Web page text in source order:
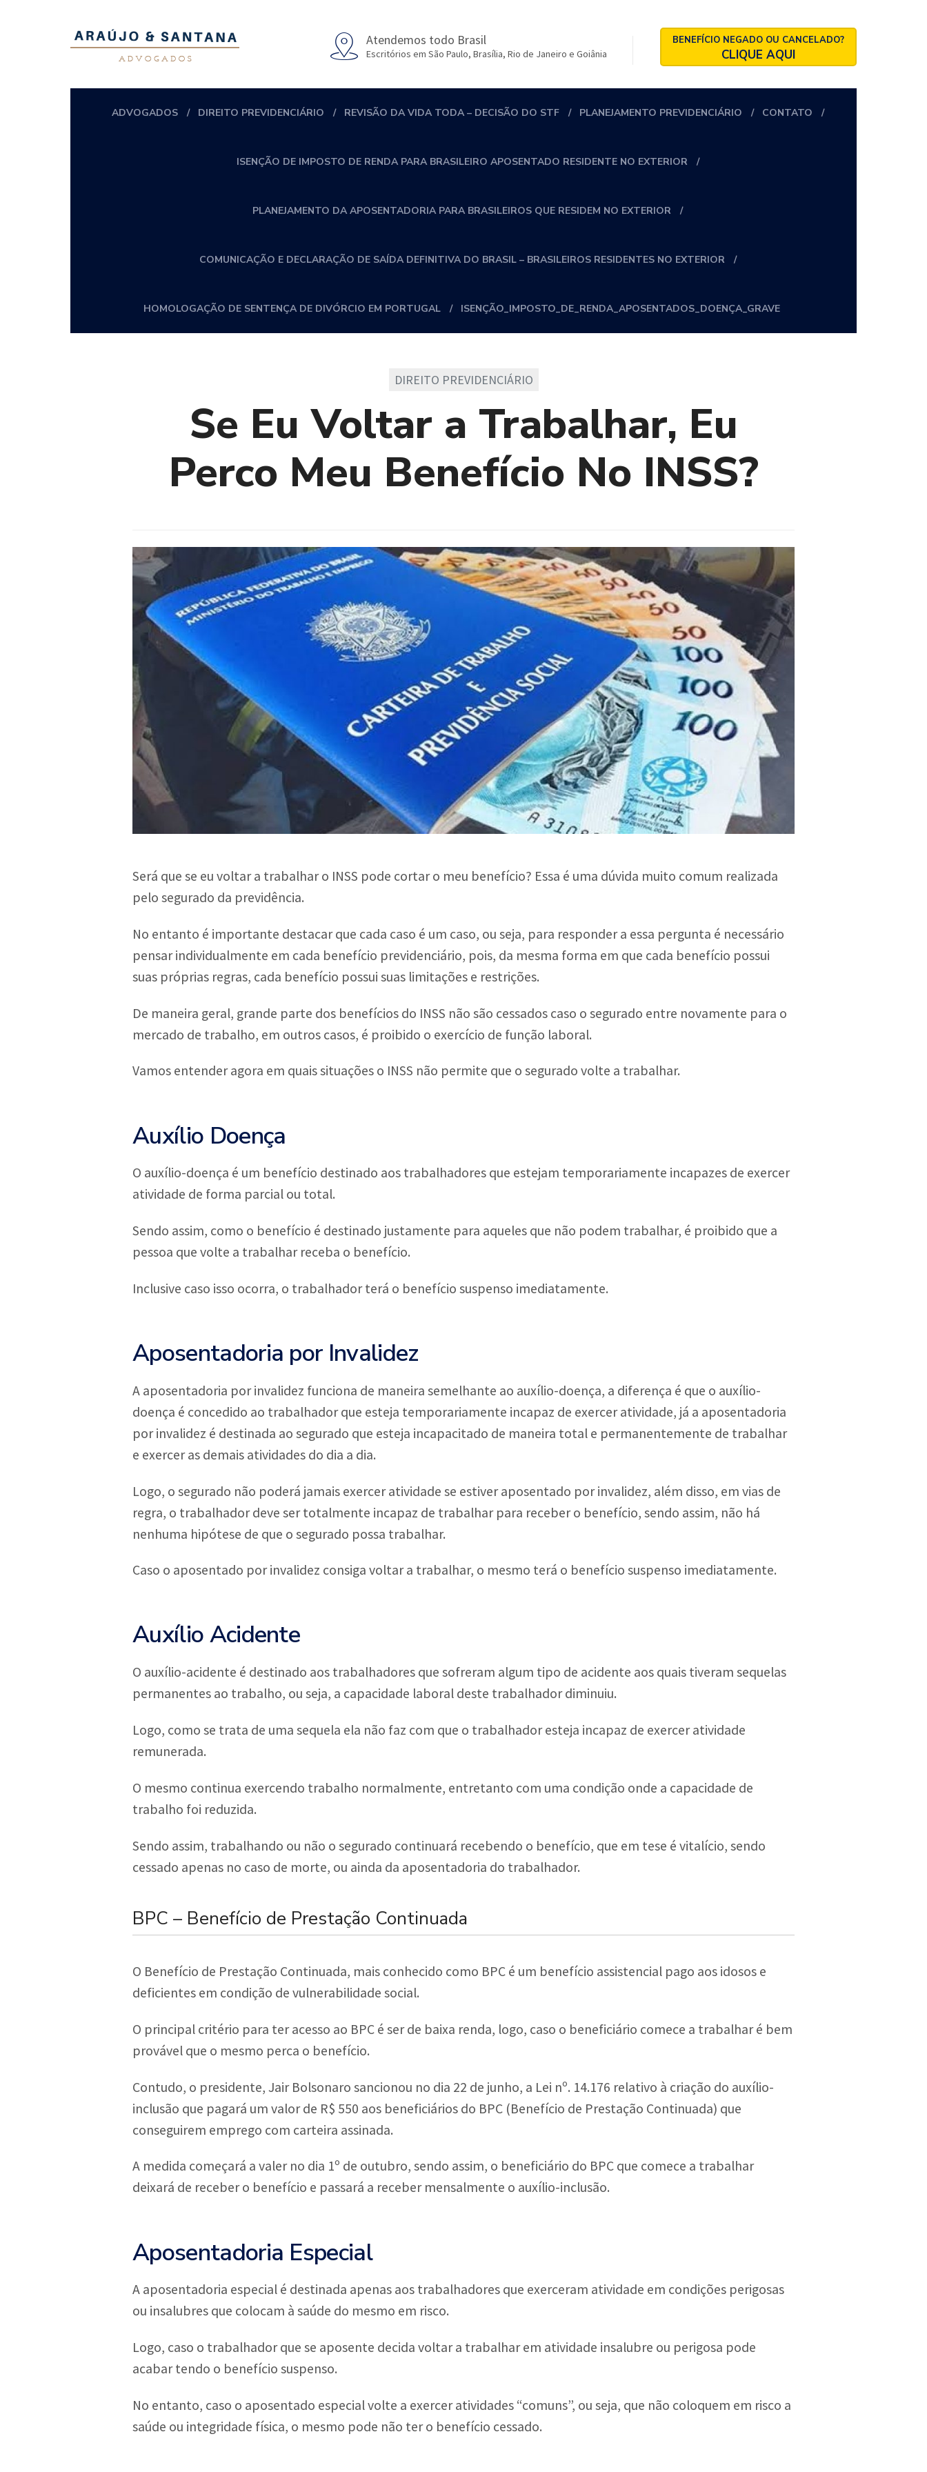
Atendemos todo Brasil
Escritórios em São Paulo, Brasília, Rio de Janeiro e Goiânia
BENEFÍCIO NEGADO OU CANCELADO?
CLIQUE AQUI
ADVOGADOS DIREITO PREVIDENCIÁRIO REVISÃO DA VIDA TODA – DECISÃO DO STF PLANEJAMENTO PREVIDENCIÁRIO CONTATO
ISENÇÃO DE IMPOSTO DE RENDA PARA BRASILEIRO APOSENTADO RESIDENTE NO EXTERIOR
PLANEJAMENTO DA APOSENTADORIA PARA BRASILEIROS QUE RESIDEM NO EXTERIOR
COMUNICAÇÃO E DECLARAÇÃO DE SAÍDA DEFINITIVA DO BRASIL – BRASILEIROS RESIDENTES NO EXTERIOR
HOMOLOGAÇÃO DE SENTENÇA DE DIVÓRCIO EM PORTUGAL ISENÇÃO_IMPOSTO_DE_RENDA_APOSENTADOS_DOENÇA_GRAVE
DIREITO PREVIDENCIÁRIO
Se Eu Voltar a Trabalhar, Eu
Perco Meu Benefício No INSS?
Será que se eu voltar a trabalhar o INSS pode cortar o meu benefício? Essa é uma dúvida muito comum realizada
pelo segurado da previdência.
No entanto é importante destacar que cada caso é um caso, ou seja, para responder a essa pergunta é necessário
pensar individualmente em cada benefício previdenciário, pois, da mesma forma em que cada benefício possui
suas próprias regras, cada benefício possui suas limitações e restrições.
De maneira geral, grande parte dos benefícios do INSS não são cessados caso o segurado entre novamente para o
mercado de trabalho, em outros casos, é proibido o exercício de função laboral.
Vamos entender agora em quais situações o INSS não permite que o segurado volte a trabalhar.
Auxílio Doença
O auxílio-doença é um benefício destinado aos trabalhadores que estejam temporariamente incapazes de exercer
atividade de forma parcial ou total.
Sendo assim, como o benefício é destinado justamente para aqueles que não podem trabalhar, é proibido que a
pessoa que volte a trabalhar receba o benefício.
Inclusive caso isso ocorra, o trabalhador terá o benefício suspenso imediatamente.
Aposentadoria por Invalidez
A aposentadoria por invalidez funciona de maneira semelhante ao auxílio-doença, a diferença é que o auxílio-
doença é concedido ao trabalhador que esteja temporariamente incapaz de exercer atividade, já a aposentadoria
por invalidez é destinada ao segurado que esteja incapacitado de maneira total e permanentemente de trabalhar
e exercer as demais atividades do dia a dia.
Logo, o segurado não poderá jamais exercer atividade se estiver aposentado por invalidez, além disso, em vias de
regra, o trabalhador deve ser totalmente incapaz de trabalhar para receber o benefício, sendo assim, não há
nenhuma hipótese de que o segurado possa trabalhar.
Caso o aposentado por invalidez consiga voltar a trabalhar, o mesmo terá o benefício suspenso imediatamente.
Auxílio Acidente
O auxílio-acidente é destinado aos trabalhadores que sofreram algum tipo de acidente aos quais tiveram sequelas
permanentes ao trabalho, ou seja, a capacidade laboral deste trabalhador diminuiu.
Logo, como se trata de uma sequela ela não faz com que o trabalhador esteja incapaz de exercer atividade
remunerada.
O mesmo continua exercendo trabalho normalmente, entretanto com uma condição onde a capacidade de
trabalho foi reduzida.
Sendo assim, trabalhando ou não o segurado continuará recebendo o benefício, que em tese é vitalício, sendo
cessado apenas no caso de morte, ou ainda da aposentadoria do trabalhador.
BPC – Benefício de Prestação Continuada
O Benefício de Prestação Continuada, mais conhecido como BPC é um benefício assistencial pago aos idosos e
deficientes em condição de vulnerabilidade social.
O principal critério para ter acesso ao BPC é ser de baixa renda, logo, caso o beneficiário comece a trabalhar é bem
provável que o mesmo perca o benefício.
Contudo, o presidente, Jair Bolsonaro sancionou no dia 22 de junho, a Lei nº. 14.176 relativo à criação do auxílio-
inclusão que pagará um valor de R$ 550 aos beneficiários do BPC (Benefício de Prestação Continuada) que
conseguirem emprego com carteira assinada.
A medida começará a valer no dia 1º de outubro, sendo assim, o beneficiário do BPC que comece a trabalhar
deixará de receber o benefício e passará a receber mensalmente o auxílio-inclusão.
Aposentadoria Especial
A aposentadoria especial é destinada apenas aos trabalhadores que exerceram atividade em condições perigosas
ou insalubres que colocam à saúde do mesmo em risco.
Logo, caso o trabalhador que se aposente decida voltar a trabalhar em atividade insalubre ou perigosa pode
acabar tendo o benefício suspenso.
No entanto, caso o aposentado especial volte a exercer atividades “comuns”, ou seja, que não coloquem em risco a
saúde ou integridade física, o mesmo pode não ter o benefício cessado.